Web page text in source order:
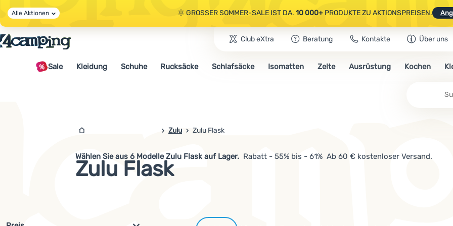
🌞 GROSSER SOMMER-SALE IST DA. 10 000+PRODUKTE ZU AKTIONSPREISEN.
🤫 - 10 % AUF AUSGEWÄHLTE CAMPING- & WANDERAUSRÜSTUNG.CODEOUT10
🌞 GROSSER SOMMER-SALE IST DA.10 000+PRODUKTE ZU AKTIONSPREISEN.
Alle Aktionen
Club eXtra Beratung Kontakte Über uns
Sale Kleidung Schuhe Rucksäcke Schlafsäcke Isomatten Zelte Ausrüstung Kochen
4camping.at
Zulu Zulu Flask
Zulu Flask
Wählen Sie aus 6 Modelle Zulu Flask auf Lager. Rabatt - 55% bis - 61% Ab 60 € kostenloser Versand.